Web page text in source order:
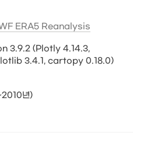
ERA5 Reanalysis
3.9.2 (Plotly 4.14.3,
3.4.1, cartopy 0.18.0)
년)